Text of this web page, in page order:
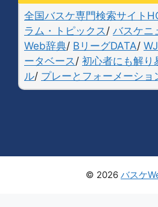
全国バスケ専門検索サイト
ラム・トピックス/ バスケニ
Web辞典/ BリーグDATA/
ータベース/ 初心者にも解り
ル/ プレーとフォーメーショ
© 2026 バスケ